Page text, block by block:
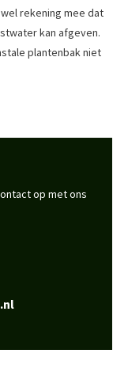
rekening mee dat
kan afgeven.
plantenbak niet
op met ons